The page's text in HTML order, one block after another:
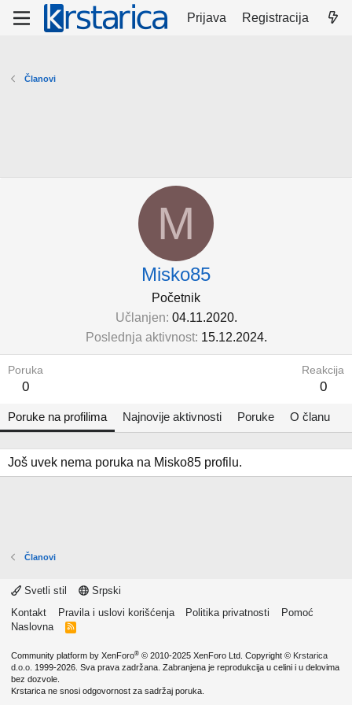
Prijava Registracija
Članovi
M
Misko85
Početnik
Učlanjen 04.11.2020.
Poslednja aktivnost 15.12.2024.
Poruka
0
Reakcija
0
Poruke na profilima Najnovije aktivnosti Poruke O članu
Još uvek nema poruka na Misko85 profilu.
Članovi
Svetli stil
Srpski
Kontakt
Pravila i uslovi korišćenja Politika privatnosti
Pomoć
Naslovna
R
Community platform by XenForo® © 2010-2025 XenForo Ltd. Copyright © Krstarica
d.o.o. 1999-2026. Sva prava zadržana. Zabranjena je reprodukcija u celini i u delovima
bez dozvole.
Krstarica ne snosi odgovornost za sadržaj poruka.